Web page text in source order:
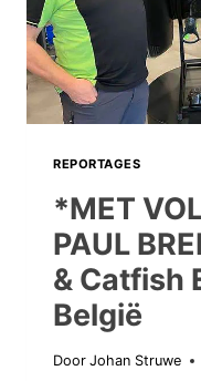
KEER
OP
RIJ!
EN
WAS
REPORTAGES
*MET
PAUL
& Catfish
België
Door Johan Struwe